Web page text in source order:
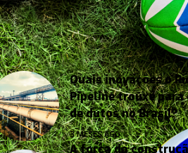
Quais inovações o
Pipeline trouxe para
de dutos no Brasil?
3 MESES AGO
A força da